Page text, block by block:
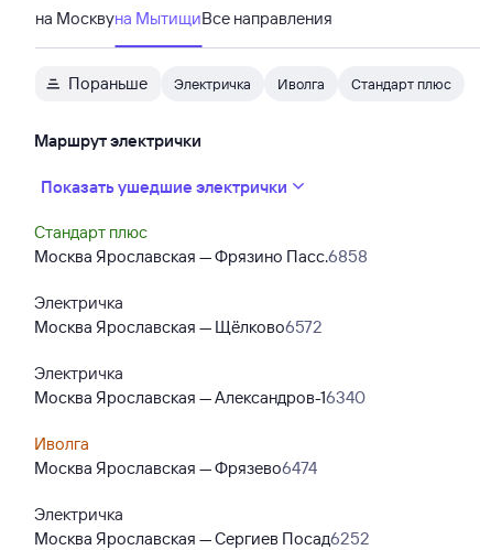
на Москвуна МытищиВсе направления
Пораньше Электричка Иволга Стандарт плюс
Маршрут электрички
Показать ушедшие электрички
Стандарт плюс
Москва Ярославская — Фрязино Пасс.6858
Электричка
Москва Ярославская — Щёлково6572
Электричка
Москва Ярославская — Александров-16340
Иволга
Москва Ярославская — Фрязево6474
Электричка
Москва Ярославская — Сергиев Посад6252